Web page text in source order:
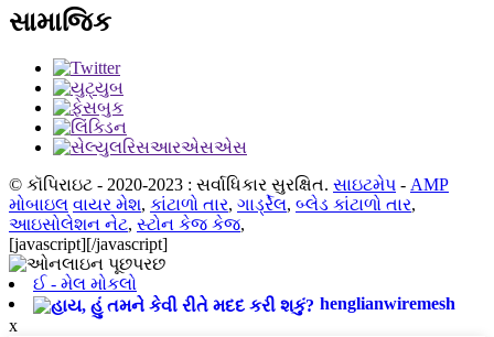
સામાજિક
© કૉપિરાઇટ - 2020-2023 : સર્વાધિકાર સુરક્ષિત. સાઇટમેપ - AMP
મોબાઇલ વાયર મેશ, કાંટાળો તાર, ગાર્ડ્રેલ, બ્લેડ કાંટાળો તાર,
આઇસોલેશન નેટ, સ્ટોન કેજ કેજ,
[javascript][/javascript]
ઈ - મેલ મોકલો
henglianwiremesh
x